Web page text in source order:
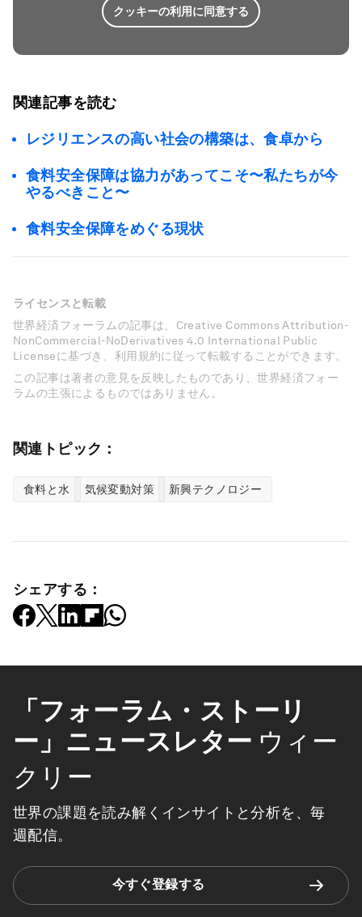
クッキーの利用に同意する
関連記事を読む
レジリエンスの高い社会の構築は、食卓から
食料安全保障は協力があってこそ〜私たちが今
やるべきこと〜
食料安全保障をめぐる現状
ライセンスと転載
世界経済フォーラムの記事は、Creative Commons Attribution-
NonCommercial-NoDerivatives 4.0 International Public
Licenseに基づき、利用規約に従って転載することができます。
この記事は著者の意見を反映したものであり、世界経済フォー
ラムの主張によるものではありません。
関連トピック：
食料と水 気候変動対策 新興テクノロジー
シェアする：
「フォーラム・ストーリ
ー」ニュースレター ウィー
クリー
世界の課題を読み解くインサイトと分析を、毎
週配信。
今すぐ登録する